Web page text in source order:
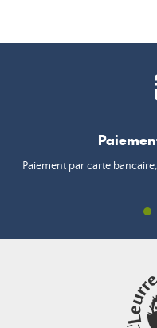
Paiement par carte